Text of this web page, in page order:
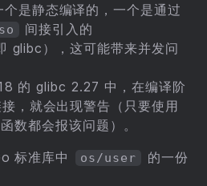
是静态编译的，一个是通过
间接引入的
glibc），这可能带来并发问
的 glibc 2.27 中，在编译阶
，就会出现警告（只要使用
数都会报该问题）。
标准库中 os/user
的一份